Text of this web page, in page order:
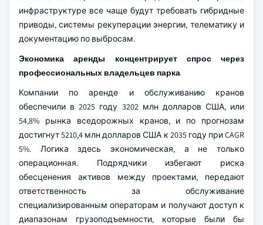
инфраструктуре все чаще будут требовать гибридные
приводы, системы рекуперации энергии, телематику и
документацию по выбросам.
Экономика аренды концентрирует спрос через
профессиональных владельцев парка
Компании по аренде и обслуживанию кранов
обеспечили в 2025 году 3202 млн долларов США, или
54,8% рынка вседорожных кранов, и по прогнозам
достигнут 5210,4 млн долларов США к 2035 году при CAGR
5%. Логика здесь экономическая, а не только
операционная. Подрядчики избегают риска
обесценения активов между проектами, передают
ответственность за обслуживание
специализированным операторам и получают доступ к
диапазонам грузоподъемности, которые были бы